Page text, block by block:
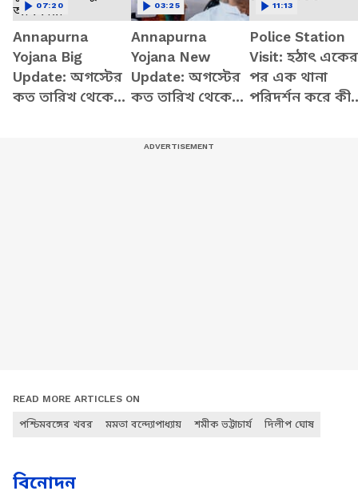
Annapurna
Yojana Big
Update: অগস্টের
কত তারিখ থেকে
07:20
Annapurna
Yojana New
Update: অগস্টের
কত তারিখ থেকে
03:25
Police Station
Visit: হঠাৎ একের
পর এক থানা
পরিদর্শন করে কী
11:13
READ MORE ARTICLES ON
পশ্চিমবঙ্গের খবর মমতা বন্দ্যোপাধ্যায় শমীক ভট্টাচার্য দিলীপ ঘোষ
বিনোদন